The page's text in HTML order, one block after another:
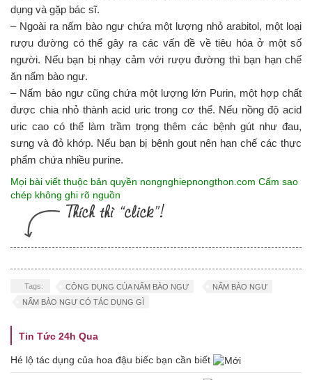
dụng và gặp bác sĩ.
– Ngoài ra nấm bào ngư chứa một lượng nhỏ arabitol, một loại
rượu đường có thể gây ra các vấn đề về tiêu hóa ở một số
người. Nếu bạn bị nhạy cảm với rượu đường thì bạn hạn chế
ăn nấm bào ngư.
– Nấm bào ngư cũng chứa một lượng lớn Purin, một hợp chất
được chia nhỏ thành acid uric trong cơ thể. Nếu nồng độ acid
uric cao có thể làm trầm trọng thêm các bệnh gút như đau,
sưng và đỏ khớp. Nếu bạn bị bệnh gout nên hạn chế các thực
phẩm chứa nhiều purine.
Mọi bài viết thuộc bản quyền nongnghiepnongthon.com Cấm sao
chép không ghi rõ nguồn
Tags: CÔNG DỤNG CỦA NẤM BÀO NGƯ
NẤM BÀO NGƯ
NẤM BÀO NGƯ CÓ TÁC DỤNG GÌ
Tin Tức 24h Qua
Hé lộ tác dụng của hoa đậu biếc bạn cần biết